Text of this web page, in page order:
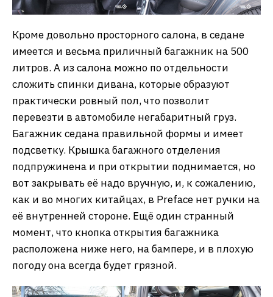
Кроме довольно просторного салона, в седане
имеется и весьма приличный багажник на 500
литров. А из салона можно по отдельности
сложить спинки дивана, которые образуют
практически ровный пол, что позволит
перевезти в автомобиле негабаритный груз.
Багажник седана правильной формы и имеет
подсветку. Крышка багажного отделения
подпружинена и при открытии поднимается, но
вот закрывать её надо вручную, и, к сожалению,
как и во многих китайцах, в Preface нет ручки на
её внутренней стороне. Ещё один странный
момент, что кнопка открытия багажника
расположена ниже него, на бампере, и в плохую
погоду она всегда будет грязной.